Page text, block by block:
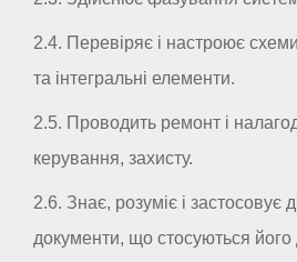
2.4. Перевіряє і настроює
та інтегральні елементи.
2.5. Проводить ремонт і
керування, захисту.
2.6. Знає, розуміє і застосовує
документи, що стосуються його